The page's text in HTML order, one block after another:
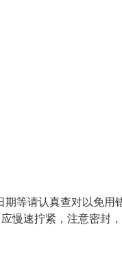
等请认真查对以免用
慢速拧紧，注意密封